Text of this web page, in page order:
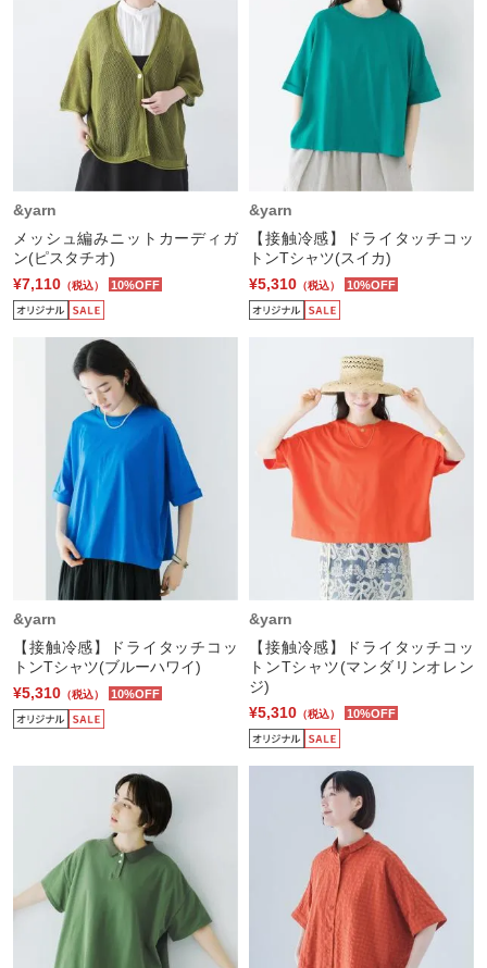
&yarn
メッシュ編みニットカーディガ
ン(ピスタチオ)
¥7,110 （税込） 10%OFF
&yarn
【接触冷感】ドライタッチコッ
トンTシャツ(スイカ)
¥5,310 （税込） 10%OFF
&yarn
【接触冷感】ドライタッチコッ
トンTシャツ(ブルーハワイ)
¥5,310 （税込） 10%OFF
&yarn
【接触冷感】ドライタッチコッ
トンTシャツ(マンダリンオレン
ジ)
¥5,310 （税込） 10%OFF